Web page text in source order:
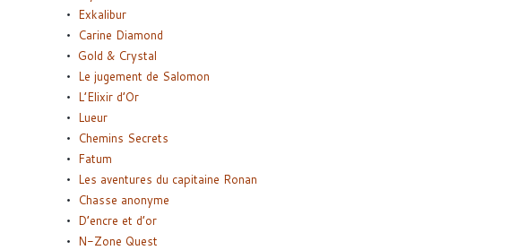
Exkalibur
Carine Diamond
Gold & Crystal
Le jugement de Salomon
L’Elixir d’Or
Lueur
Chemins Secrets
Fatum
Les aventures du capitaine Ronan
Chasse anonyme
D’encre et d’or
N-Zone Quest